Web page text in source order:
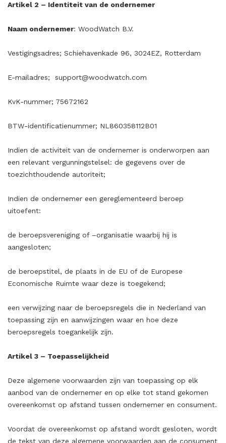
Artikel 2 – Identiteit van de ondernemer
Naam ondernemer: WoodWatch B.V.
Vestigingsadres; Schiehavenkade 96, 3024EZ, Rotterdam
E-mailadres; support@woodwatch.com
KvK-nummer; 75672162
BTW-identificatienummer; NL860358112B01
Indien de activiteit van de ondernemer is onderworpen aan
een relevant vergunningstelsel: de gegevens over de
toezichthoudende autoriteit;
Indien de ondernemer een gereglementeerd beroep
uitoefent:
de beroepsvereniging of –organisatie waarbij hij is
aangesloten;
de beroepstitel, de plaats in de EU of de Europese
Economische Ruimte waar deze is toegekend;
een verwijzing naar de beroepsregels die in Nederland van
toepassing zijn en aanwijzingen waar en hoe deze
beroepsregels toegankelijk zijn.
Artikel 3 – Toepasselijkheid
Deze algemene voorwaarden zijn van toepassing op elk
aanbod van de ondernemer en op elke tot stand gekomen
overeenkomst op afstand tussen ondernemer en consument.
Voordat de overeenkomst op afstand wordt gesloten, wordt
de tekst van deze algemene voorwaarden aan de consument